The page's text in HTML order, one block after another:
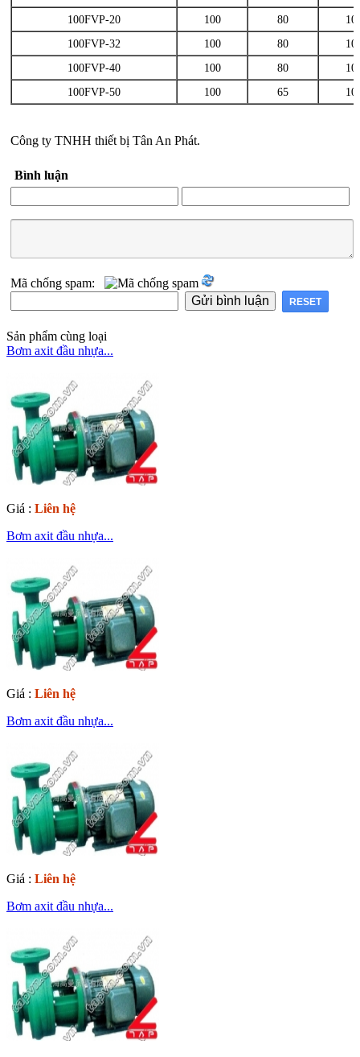
100FVP-20
100 80
100FVP-32
100 80
100FVP-40
100 80
100FVP-50
100 65
Công ty TNHH thiết bị Tân An Phát.
Bình luận
Mã chống spam:
Sản phẩm cùng loại
Bơm axit đầu nhựa...
Giá : Liên hệ
Bơm axit đầu nhựa...
Giá : Liên hệ
Bơm axit đầu nhựa...
Giá : Liên hệ
Bơm axit đầu nhựa...